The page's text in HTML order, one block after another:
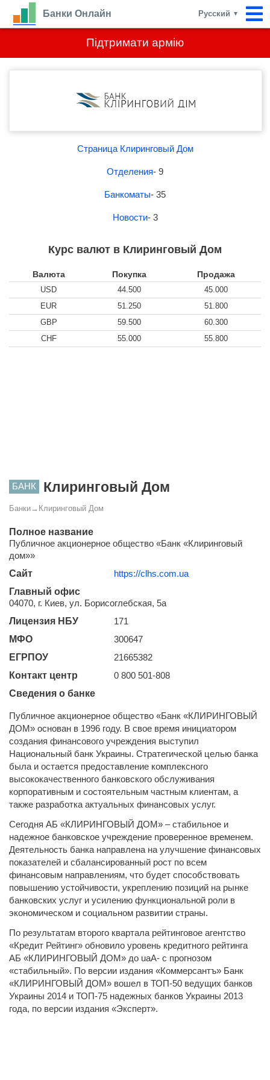
Підтримати армію
Банки Онлайн Русский ▼
Страница Клиринговый Дом
Отделения- 9
Банкоматы- 35
Новости- 3
Курс валют в Клиринговый Дом
Валюта Покупка Продажа
USD 44.500
45.000
EUR
51.250
51.800
GBP
59.500
60.300
CHF
55.000 55.800
БАНК Клиринговый Дом
Банки→ Клиринговый Дом
Полное название
Публичное акционерное общество «Банк «Клиринговый
дом»»
Сайт
https://clhs.com.ua
Главный офис
04070, г. Киев, ул. Борисоглебская, 5а
Лицензия НБУ
171
МФО
300647
ЕГРПОУ
21665382
Контакт центр
0 800 501-808
Сведения о банке
Публичное акционерное общество «Банк «КЛИРИНГОВЫЙ
ДОМ» основан в 1996 году. В свое время инициатором
создания финансового учреждения выступил
Национальный банк Украины. Стратегической целью банка
была и остается предоставление комплексного
высококачественного банковского обслуживания
корпоративным и состоятельным частным клиентам, а
также разработка актуальных финансовых услуг.
Сегодня АБ «КЛИРИНГОВЫЙ ДОМ» – стабильное и
надежное банковское учреждение проверенное временем.
Деятельность банка направлена на улучшение финансовых
показателей и сбалансированный рост по всем
финансовым направлениям, что будет способствовать
повышению устойчивости, укреплению позиций на рынке
банковских услуг и усилению функциональной роли в
экономическом и социальном развитии страны.
По результатам второго квартала рейтинговое агентство
«Кредит Рейтинг» обновило уровень кредитного рейтинга
АБ «КЛИРИНГОВЫЙ ДОМ» до uaА- с прогнозом
«стабильный». По версии издания «Коммерсантъ» Банк
«КЛИРИНГОВЫЙ ДОМ» вошел в ТОП-50 ведущих банков
Украины 2014 и ТОП-75 надежных банков Украины 2013
года, по версии издания «Эксперт».